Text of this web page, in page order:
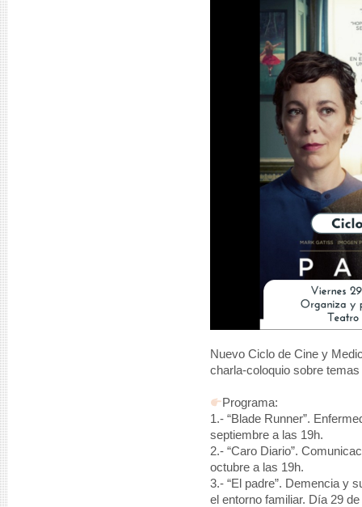
Nuevo Ciclo de Cine y
charla-coloquio sobre
Programa:
1.- “Blade Runner”.
septiembre a las 19h.
2.- “Caro Diario”.
octubre a las 19h.
3.- “El padre”. Demencia y
el entorno familiar. Día 29